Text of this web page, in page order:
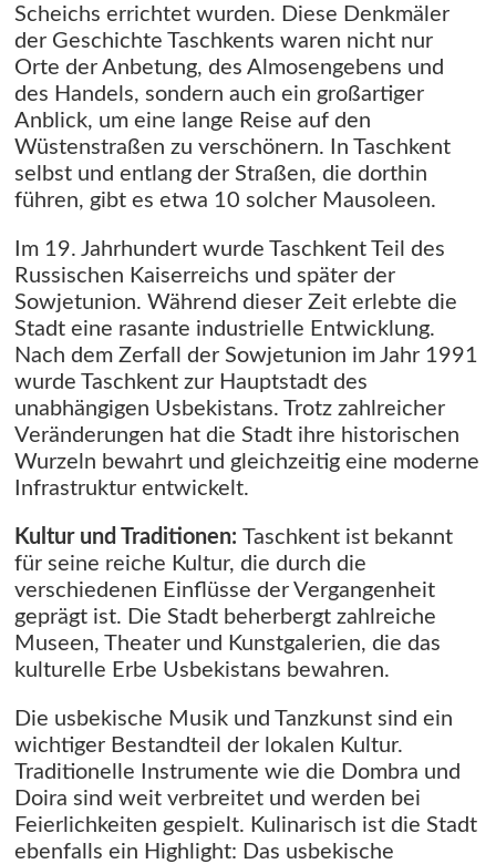
Scheichs errichtet wurden. Diese Denkmäler
der Geschichte Taschkents waren nicht nur
Orte der Anbetung, des Almosengebens und
des Handels, sondern auch ein großartiger
Anblick, um eine lange Reise auf den
Wüstenstraßen zu verschönern. In Taschkent
selbst und entlang der Straßen, die dorthin
führen, gibt es etwa 10 solcher Mausoleen.
Im 19. Jahrhundert wurde Taschkent Teil des
Russischen Kaiserreichs und später der
Sowjetunion. Während dieser Zeit erlebte die
Stadt eine rasante industrielle Entwicklung.
Nach dem Zerfall der Sowjetunion im Jahr 1991
wurde Taschkent zur Hauptstadt des
unabhängigen Usbekistans. Trotz zahlreicher
Veränderungen hat die Stadt ihre historischen
Wurzeln bewahrt und gleichzeitig eine moderne
Infrastruktur entwickelt.
Kultur und Traditionen: Taschkent ist bekannt
für seine reiche Kultur, die durch die
verschiedenen Einflüsse der Vergangenheit
geprägt ist. Die Stadt beherbergt zahlreiche
Museen, Theater und Kunstgalerien, die das
kulturelle Erbe Usbekistans bewahren.
Die usbekische Musik und Tanzkunst sind ein
wichtiger Bestandteil der lokalen Kultur.
Traditionelle Instrumente wie die Dombra und
Doira sind weit verbreitet und werden bei
Feierlichkeiten gespielt. Kulinarisch ist die Stadt
ebenfalls ein Highlight: Das usbekische